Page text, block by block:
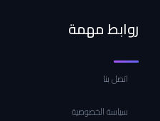
روابط مهمة
اتصل بنا
سياسة الخصوصية